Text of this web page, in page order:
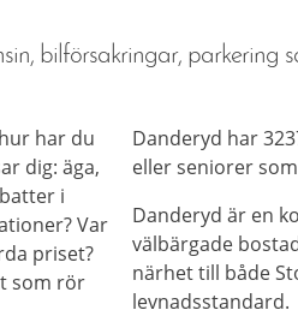
bilförsakringar, parkering
har du
dig: äga,
i
Var
priset?
som rör
Danderyd har
eller seniorer
Danderyd är en
välbärgade
närhet till både
levnadsstandard.